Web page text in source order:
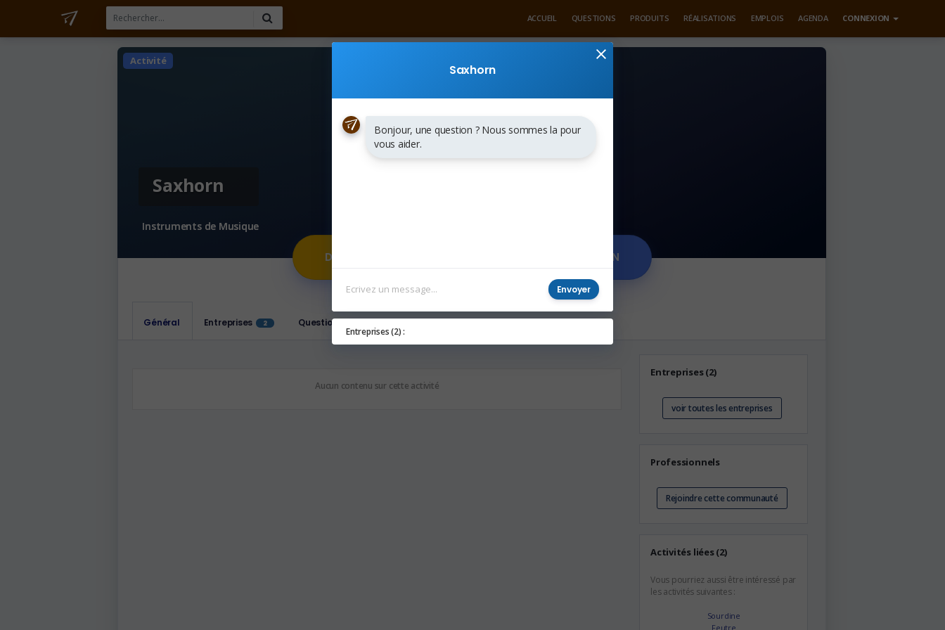
ACCUEIL QUESTIONS PRODUITS RÉALISATIONS EMPLOIS AGENDA CONNEXION
Activité
Saxhorn
Instruments de Musique
DEMANDER UN DEVIS POSER UNE QUESTION
Général Entreprises 2 Questions
Aucun contenu sur cette activité
Entreprises (2)
voir toutes les entreprises
Professionnels
Rejoindre cette communauté
Activités liées (2)
Vous pourriez aussi être intéressé par
les activités suivantes :
Sourdine
Feutre
Saxhorn
Bonjour, une question ? Nous sommes la pour
vous aider.
Envoyer
Entreprises (2) :